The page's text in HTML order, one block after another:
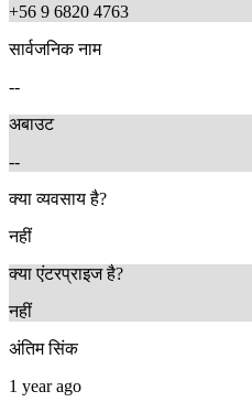
+56 9 6820 4763
सार्वजनिक नाम
--
अबाउट
--
क्या व्यवसाय है?
नहीं
क्या एंटरप्राइज है?
नहीं
अंतिम सिंक
1 year ago